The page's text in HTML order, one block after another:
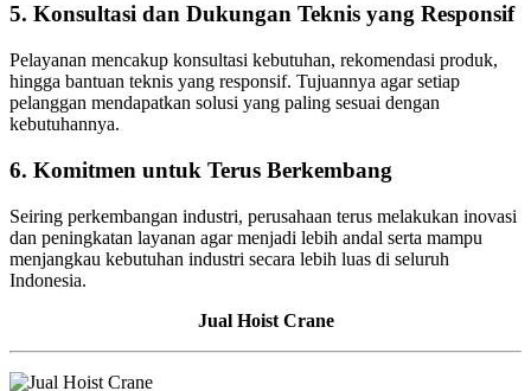
5. Konsultasi dan Dukungan Teknis yang Responsif
Pelayanan mencakup konsultasi kebutuhan, rekomendasi produk,
hingga bantuan teknis yang responsif. Tujuannya agar setiap
pelanggan mendapatkan solusi yang paling sesuai dengan
kebutuhannya.
6. Komitmen untuk Terus Berkembang
Seiring perkembangan industri, perusahaan terus melakukan inovasi
dan peningkatan layanan agar menjadi lebih andal serta mampu
menjangkau kebutuhan industri secara lebih luas di seluruh
Indonesia.
Jual Hoist Crane